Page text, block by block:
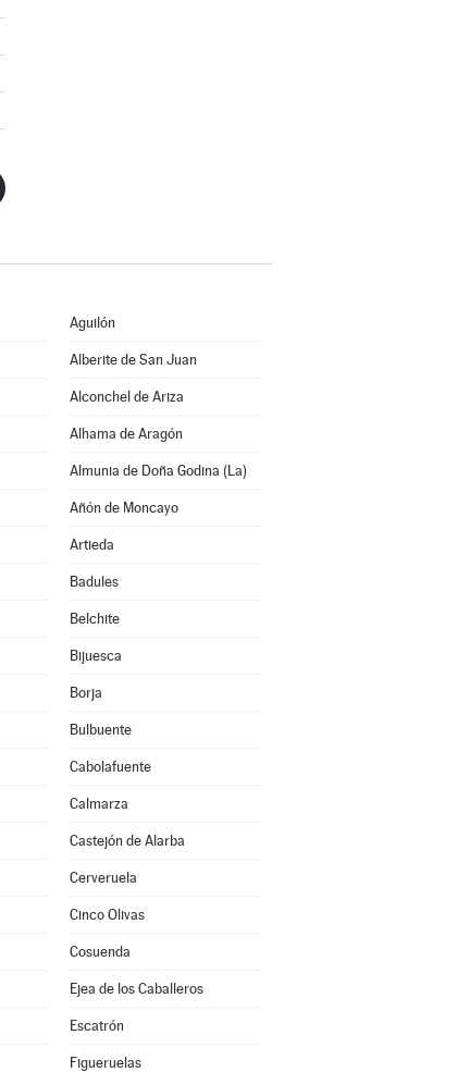
Aguilón
Alberite de San Juan
Alconchel de Ariza
Alhama de Aragón
Almunia de Doña Godina (La)
Añón de Moncayo
Artieda
Badules
Belchite
Bijuesca
Borja
Bulbuente
Cabolafuente
Calmarza
Castejón de Alarba
Cerveruela
Cinco Olivas
Cosuenda
Ejea de los Caballeros
Escatrón
Figueruelas